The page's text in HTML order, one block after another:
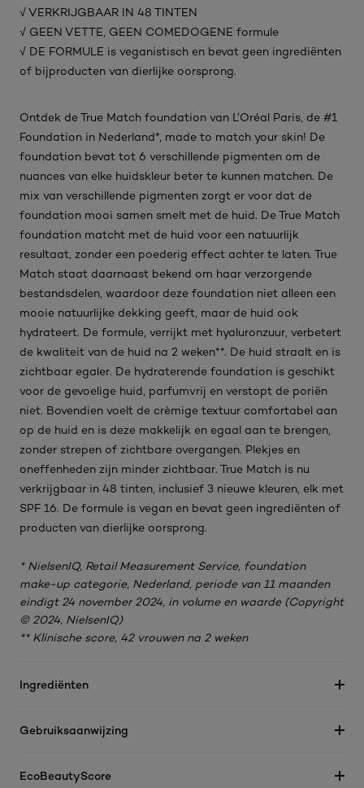
√ VERKRIJGBAAR IN 48 TINTEN
√ GEEN VETTE, GEEN COMEDOGENE formule
√ DE FORMULE is veganistisch en bevat geen ingrediënten
of bijproducten van dierlijke oorsprong.
Ontdek de True Match foundation van L’Oréal Paris, de #1
Foundation in Nederland*, made to match your skin! De
foundation bevat tot 6 verschillende pigmenten om de
nuances van elke huidskleur beter te kunnen matchen. De
mix van verschillende pigmenten zorgt er voor dat de
foundation mooi samen smelt met de huid. De True Match
foundation matcht met de huid voor een natuurlijk
resultaat, zonder een poederig effect achter te laten. True
Match staat daarnaast bekend om haar verzorgende
bestandsdelen, waardoor deze foundation niet alleen een
mooie natuurlijke dekking geeft, maar de huid ook
hydrateert. De formule, verrijkt met hyaluronzuur, verbetert
de kwaliteit van de huid na 2 weken**. De huid straalt en is
zichtbaar egaler. De hydraterende foundation is geschikt
voor de gevoelige huid, parfumvrij en verstopt de poriën
niet. Bovendien voelt de crèmige textuur comfortabel aan
op de huid en is deze makkelijk en egaal aan te brengen,
zonder strepen of zichtbare overgangen. Plekjes en
oneffenheden zijn minder zichtbaar. True Match is nu
verkrijgbaar in 48 tinten, inclusief 3 nieuwe kleuren, elk met
SPF 16. De formule is vegan en bevat geen ingrediënten of
producten van dierlijke oorsprong.
* NielsenIQ, Retail Measurement Service, foundation
make-up categorie, Nederland, periode van 11 maanden
eindigt 24 november 2024, in volume en waarde (Copyright
© 2024, NielsenIQ)
** Klinische score, 42 vrouwen na 2 weken
Ingrediënten
Gebruiksaanwijzing
EcoBeautyScore